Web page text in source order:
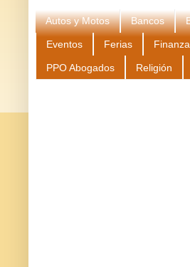
Autos y Motos Bancos
Eventos Ferias
PPO Abogados Religión